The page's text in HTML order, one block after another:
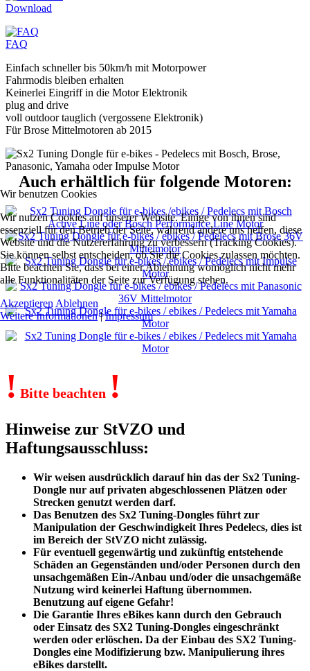
Download
FAQ
Einfach schneller bis 50km/h mit Motorpower
Fahrmodis bleiben erhalten
Keinerlei Eingriff in die Motor Elektronik
plug and drive
voll outdoor tauglich (vergossene Elektronik)
Für Brose Mittelmotoren ab 2015
Auch erhältlich für folgende Motoren:
! Bitte beachten !
Hinweise zur StVZO und
Haftungsausschluss:
Wir weisen ausdrücklich darauf hin das der Sx2 Tuning-
Dongle nur auf privaten abgeschlossenen Plätzen oder
Strecken genutzt werden darf.
Das Benutzen des Sx2 Tuning-Dongles führt zur
Manipulation der Geschwindigkeit Ihres Pedelecs, dies ist
im Bereich der StVZO nicht zulässig.
Für eventuell gegenwärtig und zukünftig entstehende
Schäden an Gegenständen und/oder Personen durch den
unsachgemäßen Ein-/Anbau und/oder die unsachgemäße
Nutzung wird keinerlei Haftung übernommen.
Benutzung auf eigene Gefahr!
Die Garantie Ihres eBikes kann durch den Gebrauch
oder Einsatz des SX2 Tuning-Dongles eingeschränkt
werden oder erlöschen. Da der Einbau des SX2 Tuning-
Dongles eine Modifizierung bzw. Manipulierung ihres
eBikes darstellt.
Wir benutzen Cookies
Wir nutzen Cookies auf unserer Website. Einige von ihnen sind
essenziell für den Betrieb der Seite, während andere uns helfen, diese
Website und die Nutzererfahrung zu verbessern (Tracking Cookies).
Sie können selbst entscheiden, ob Sie die Cookies zulassen möchten.
Bitte beachten Sie, dass bei einer Ablehnung womöglich nicht mehr
alle Funktionalitäten der Seite zur Verfügung stehen.
Akzeptieren Ablehnen
Weitere Informationen|Impressum